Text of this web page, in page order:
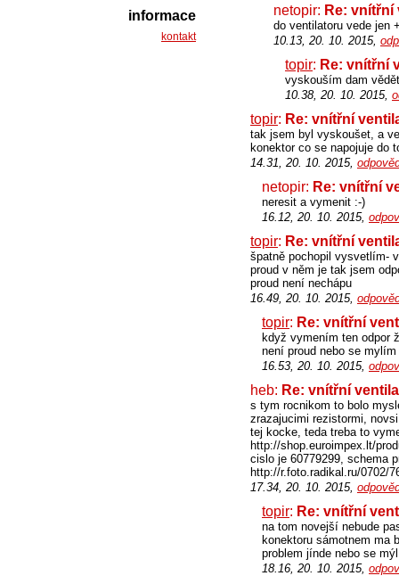
netopir: Re: vnítřní
do ventilatoru vede jen
10.13, 20. 10. 2015,
topir: Re: vnítřní
vyskouším dam
10.38, 20. 10. 2015,
topir: Re: vnítřní
tak jsem byl vyskoušet, a
konektor co se napojuje do
14.31, 20. 10. 2015,
netopir: Re: vnítřní
neresit a vymenit :-)
16.12, 20. 10. 2015,
topir: Re: vnítřní
špatně pochopil vysvetlím-
proud v něm je tak jsem
proud není nechápu
16.49, 20. 10. 2015,
topir: Re: vnítřní
když vymením ten odpor
není proud nebo se mylím
16.53, 20. 10. 2015,
heb: Re: vnítřní
s tym rocnikom to bolo
zrazajucimi rezistormi,
tej kocke, teda treba to
http://shop.euroimpex.lt/
cislo je 60779299, schema
http://r.foto.radikal.ru/0702/
17.34, 20. 10. 2015,
topir: Re: vnítřní
na tom novejší nebude
konektoru sámotnem ma
problem jínde nebo se
18.16, 20. 10. 2015,
informace
kontakt